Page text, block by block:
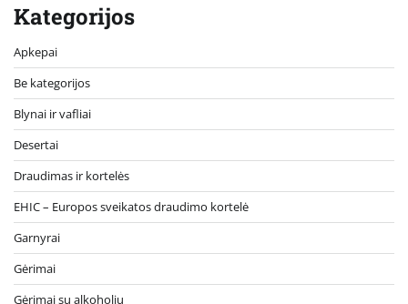
Kategorijos
Apkepai
Be kategorijos
Blynai ir vafliai
Desertai
Draudimas ir kortelės
EHIC – Europos sveikatos draudimo kortelė
Garnyrai
Gėrimai
Gėrimai su alkoholiu